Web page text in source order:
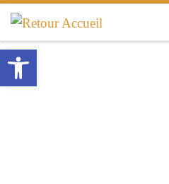
Passer au contenu
Ouvrir la barre